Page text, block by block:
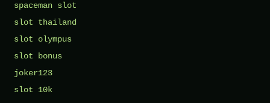
spaceman slot
slot thailand
slot olympus
slot bonus
joker123
slot 10k